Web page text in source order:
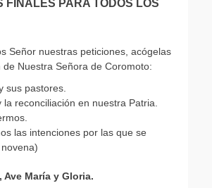
FINALES PARA TODOS LOS
Señor nuestras peticiones, acógelas
de Nuestra Señora de Coromoto:
sus pastores.
la reconciliación en nuestra Patria.
las intenciones por las que se
Ave María y Gloria.